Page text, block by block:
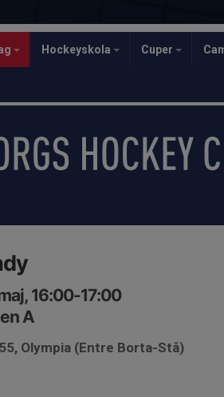
Hockeyskola Cuper
16:00-17:00
A
Olympia (Entre Borta-Stå)